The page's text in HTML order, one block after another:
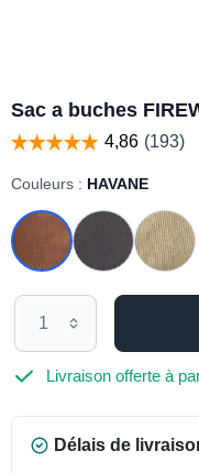
Sac a buches
Couleurs : HAVANE
Livraison offerte à
Délais de